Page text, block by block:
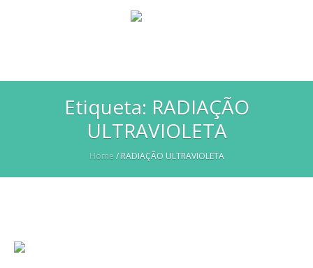
Etiqueta: RADIAÇÃO
ULTRAVIOLETA
Home / RADIAÇÃO ULTRAVIOLETA